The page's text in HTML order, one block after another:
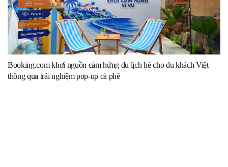
Booking.com khơi nguồn cảm hứng du lịch hè cho du khách Việt
thông qua trải nghiệm pop-up cà phê